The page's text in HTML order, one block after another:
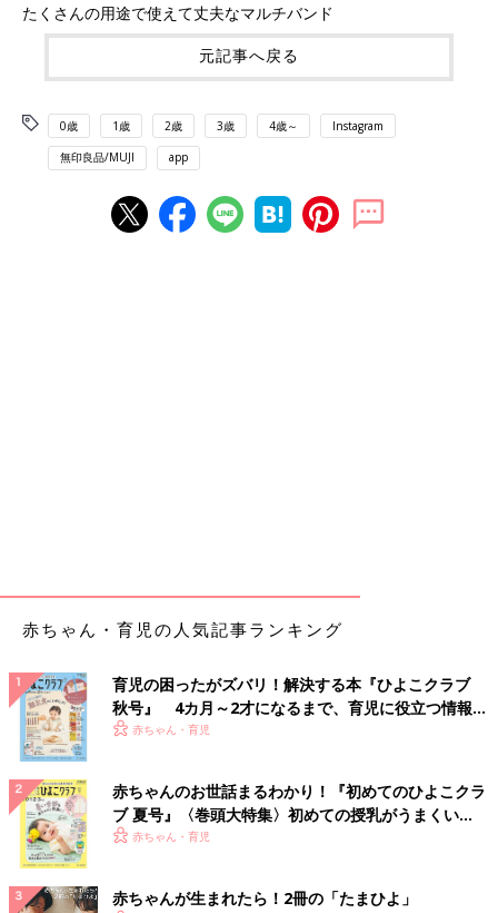
たくさんの用途で使えて丈夫なマルチバンド
元記事へ戻る
0歳 1歳 2歳 3歳 4歳～ Instagram
無印良品/MUJI app
赤ちゃん・育児の人気記事ランキング
育児の困ったがズバリ！解決する本『ひよこクラブ
秋号』 4カ月～2才になるまで、育児に役立つ情報が
いっぱい！
赤ちゃん・育児
赤ちゃんのお世話まるわかり！『初めてのひよこクラ
ブ 夏号』〈巻頭大特集〉初めての授乳がうまくい
く！ おっぱい・ミルクの基本と夏のトラブル 解決テ
赤ちゃん・育児
赤ちゃんが生まれたら！2冊の「たまひよ」